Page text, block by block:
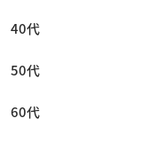
40代
50代
60代